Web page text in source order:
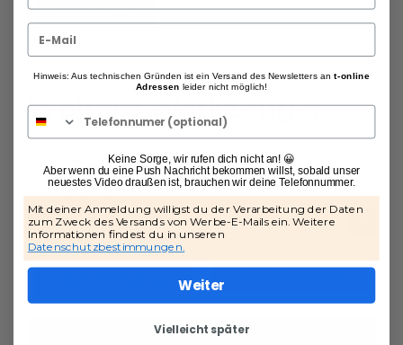
Mehr Infos
Weitere Werkzeuge:
DeWALT
DCP580NT
Akku-Hobel
Sitzkissen
Dein Must-have für
jede Sitzfläche
Zu allen Werkzeugen
Hinweis: Aus technischen Gründen ist ein Versand des Newsletters an t-online
Adressen leider nicht möglich!
Keine Sorge, wir rufen dich nicht an! 😀
Aber wenn du eine Push Nachricht bekommen willst, sobald unser
neuestes Video draußen ist, brauchen wir deine Telefonnummer.
Mit deiner Anmeldung willigst du der Verarbeitung der Daten
zum Zweck des Versands von Werbe-E-Mails ein. Weitere
Informationen findest du in unseren
Datenschutzbestimmungen.
Weiter
Vielleicht später